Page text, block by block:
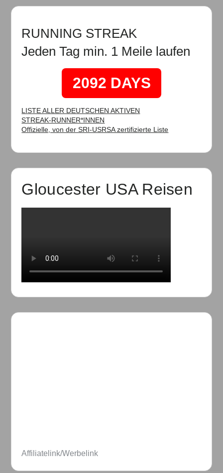
RUNNING STREAK
Jeden Tag min. 1 Meile laufen
2092 DAYS
LISTE ALLER DEUTSCHEN AKTIVEN
STREAK-RUNNER*INNEN
Offizielle, von der SRI-USRSA zertifizierte Liste
Gloucester USA Reisen
Affiliatelink/Werbelink